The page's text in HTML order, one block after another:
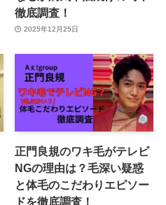
徹底調査！
2025年12月25日
正門良規のワキ毛がテレビ
NGの理由は？毛深い疑惑
と体毛のこだわりエピソー
ドを徹底調査！